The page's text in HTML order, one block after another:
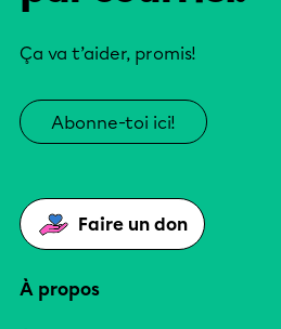
Ça va t’aider, promis!
Abonne-toi ici!
Faire un don
À propos